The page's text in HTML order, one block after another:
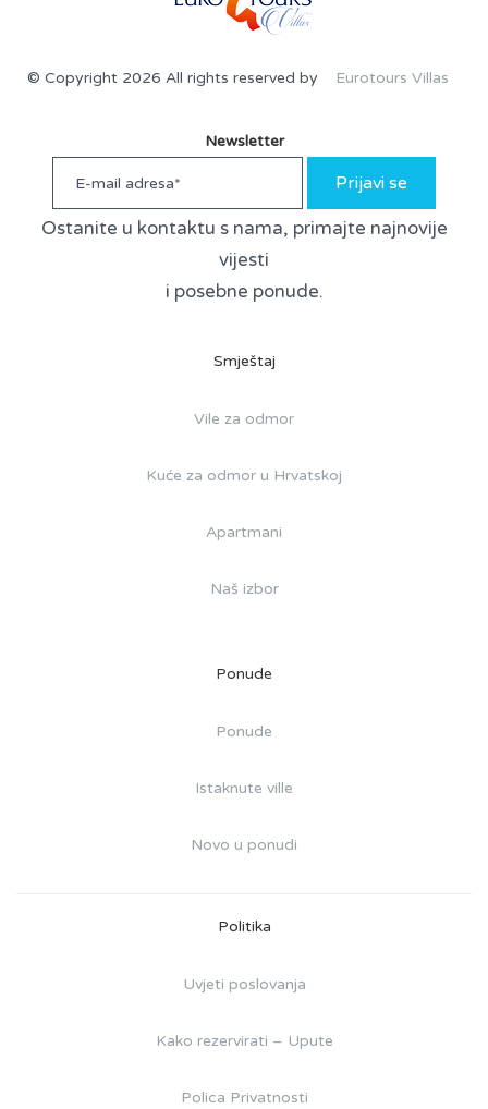
© Copyright 2026 All rights reserved by Eurotours Villas
Newsletter
Prijavi se
Ostanite u kontaktu s nama, primajte najnovije
vijesti
i posebne ponude.
Smještaj
Vile za odmor
Kuće za odmor u Hrvatskoj
Apartmani
Naš izbor
Ponude
Ponude
Istaknute ville
Novo u ponudi
Politika
Uvjeti poslovanja
Kako rezervirati – Upute
Polica Privatnosti